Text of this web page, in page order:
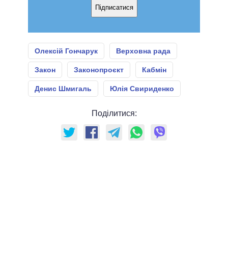
Підписатися
Олексій Гончарук Верховна рада
Закон Законопроєкт Кабмін
Денис Шмигаль Юлія Свириденко
Поділитися: